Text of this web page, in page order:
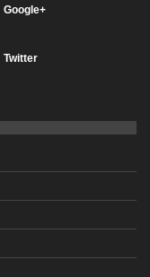
Google+
Twitter